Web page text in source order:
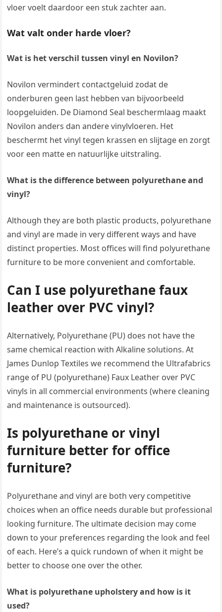
vloer voelt daardoor een stuk zachter aan.
Wat valt onder harde vloer?
Wat is het verschil tussen vinyl en Novilon?
Novilon vermindert contactgeluid zodat de
onderburen geen last hebben van bijvoorbeeld
loopgeluiden. De Diamond Seal beschermlaag maakt
Novilon anders dan andere vinylvloeren. Het
beschermt het vinyl tegen krassen en slijtage en zorgt
voor een matte en natuurlijke uitstraling.
What is the difference between polyurethane and
vinyl?
Although they are both plastic products, polyurethane
and vinyl are made in very different ways and have
distinct properties. Most offices will find polyurethane
furniture to be more convenient and comfortable.
Can I use polyurethane faux
leather over PVC vinyl?
Alternatively, Polyurethane (PU) does not have the
same chemical reaction with Alkaline solutions. At
James Dunlop Textiles we recommend the Ultrafabrics
range of PU (polyurethane) Faux Leather over PVC
vinyls in all commercial environments (where cleaning
and maintenance is outsourced).
Is polyurethane or vinyl
furniture better for office
furniture?
Polyurethane and vinyl are both very competitive
choices when an office needs durable but professional
looking furniture. The ultimate decision may come
down to your preferences regarding the look and feel
of each. Here’s a quick rundown of when it might be
better to choose one over the other.
What is polyurethane upholstery and how is it
used?